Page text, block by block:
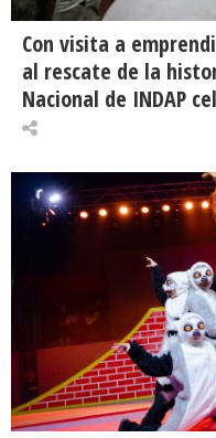
Con visita a
al rescate de la
Nacional de INDAP